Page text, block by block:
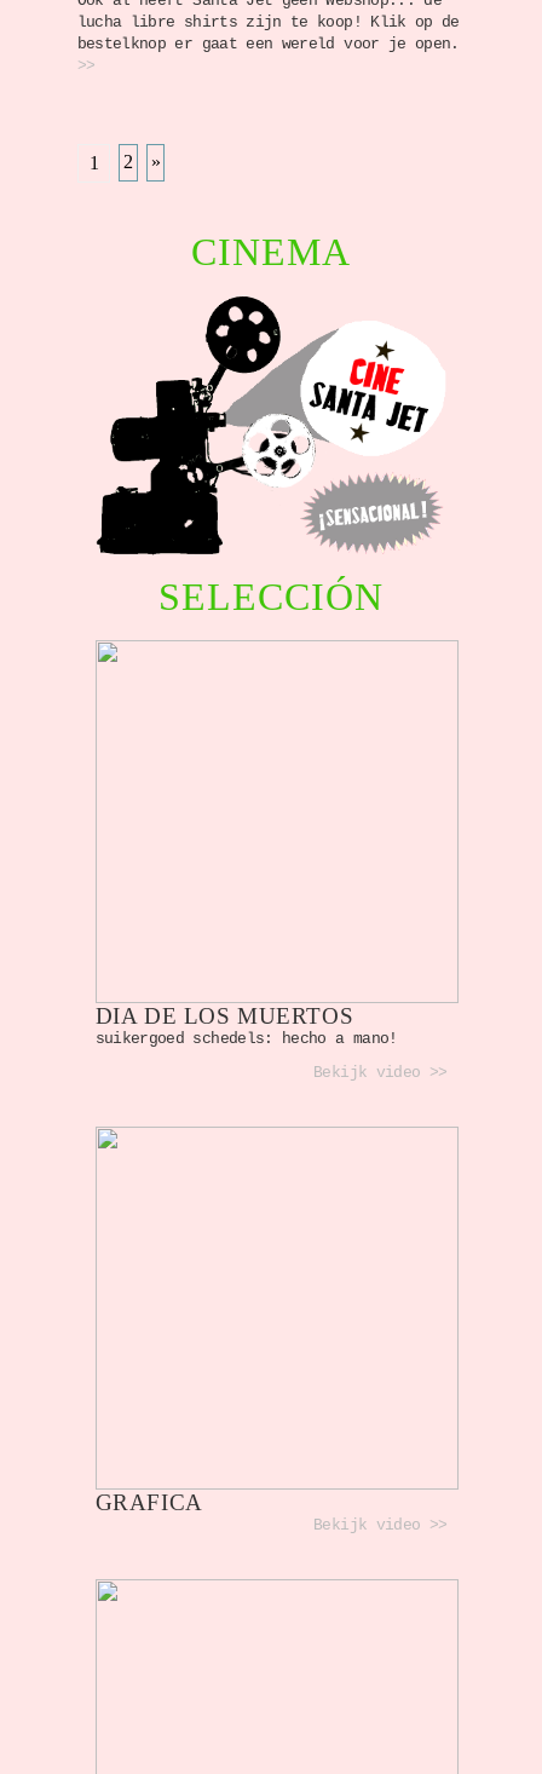
lucha libre shirts zijn te koop! Klik op de
bestelknop er gaat een wereld voor je open.
>>
1 2 »
CINEMA
SELECCIÓN
DIA DE LOS MUERTOS
suikergoed schedels: hecho a mano!
Bekijk video >>
GRAFICA
Bekijk video >>